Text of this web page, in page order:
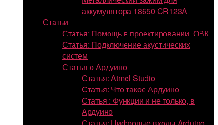
аккумулятора 18650 CR123A
Статьи
Статья: Помощь в проектировании. ОВК
Статья: Подключение акустических
систем
Статья о Ардуино
Статья: Atmel Studio
Статья: Что такое Ардуино
Статья : Функции и не только, в
Ардуино